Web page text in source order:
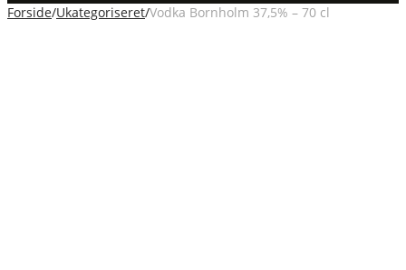
Forside/Ukategoriseret/Vodka Bornholm 37,5% – 70 cl